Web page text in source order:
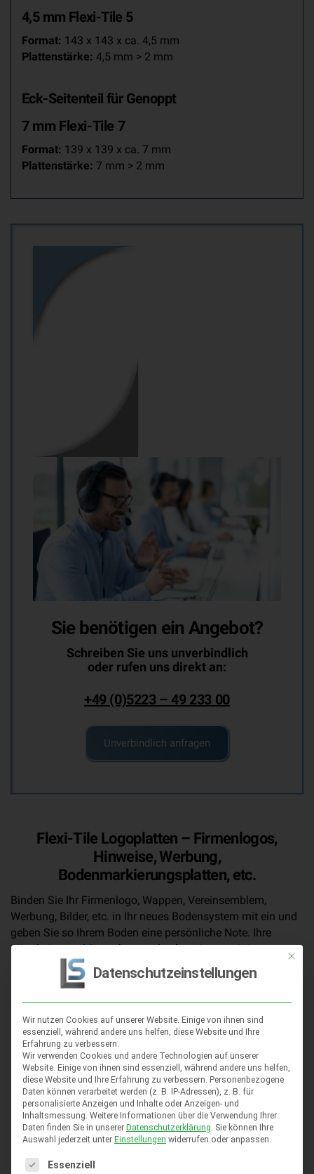
4,5 mm Flexi-Tile 5
Format: 143 x 143 x ca. 4,5 mm
Plattenstärke: 4,5 mm > 2 mm
Eck-SeitenteilfürGenoppt
7 mm Flexi-Tile 7
Format: 139 x 139 x ca. 7 mm
Plattenstärke: 7 mm > 2 mm
Sie benötigen ein Angebot?
Schreiben Sie uns unverbindlich
oder rufen uns direkt an:
+49 (0)5223 – 49 233 00
Unverbindlich anfragen
Flexi-Tile Logoplatten – Firmenlogos,
Hinweise, Werbung,
Bodenmarkierungsplatten, etc.
Binden Sie Ihr Firmenlogo, Wappen, Vereinsemblem,
Werbung, Bilder, etc. in Ihr neues Bodensystem mit ein und
geben Sie so Ihrem Boden eine persönliche Note. Ihre
Mitarbeiter und Besucher werden begeistert sein!
Als Bodenmarkierungsplatte zur Warnung, oder als
Fluchtwege, Helmpflicht, Rauchverbot, Achtung,
Hochspannung, usw.
Die Flexi-Tile Logoplatten Fliesen lassen sich
selbstverständlich in das Flexi-Tile Fußbodensystem
integrieren.
Mit
Datenschutzeinstellungen
Wir nutzen Cookies auf unserer Website. Einige von ihnen sind
essenziell, während andere uns helfen, diese Website und Ihre
Erfahrung zu verbessern.
Wir verwenden Cookies und andere Technologien auf unserer
Website. Einige von ihnen sind essenziell, während andere uns helfen,
diese Website und Ihre Erfahrung zu verbessern. Personenbezogene
Daten können verarbeitet werden (z. B. IP-Adressen), z. B. für
personalisierte Anzeigen und Inhalte oder Anzeigen- und
Inhaltsmessung. Weitere Informationen über die Verwendung Ihrer
Daten finden Sie in unserer Datenschutzerklärung Sie können Ihre
Auswahl jederzeit unter Einstellungen widerrufen oder anpassen.
Es folgt eine Liste der Service-Gruppen, für die eine
Essenziell